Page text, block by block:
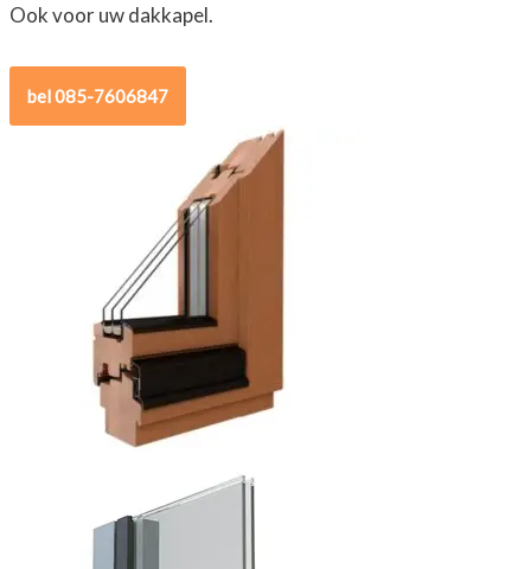
Ook voor uw dakkapel.
bel 085-7606847